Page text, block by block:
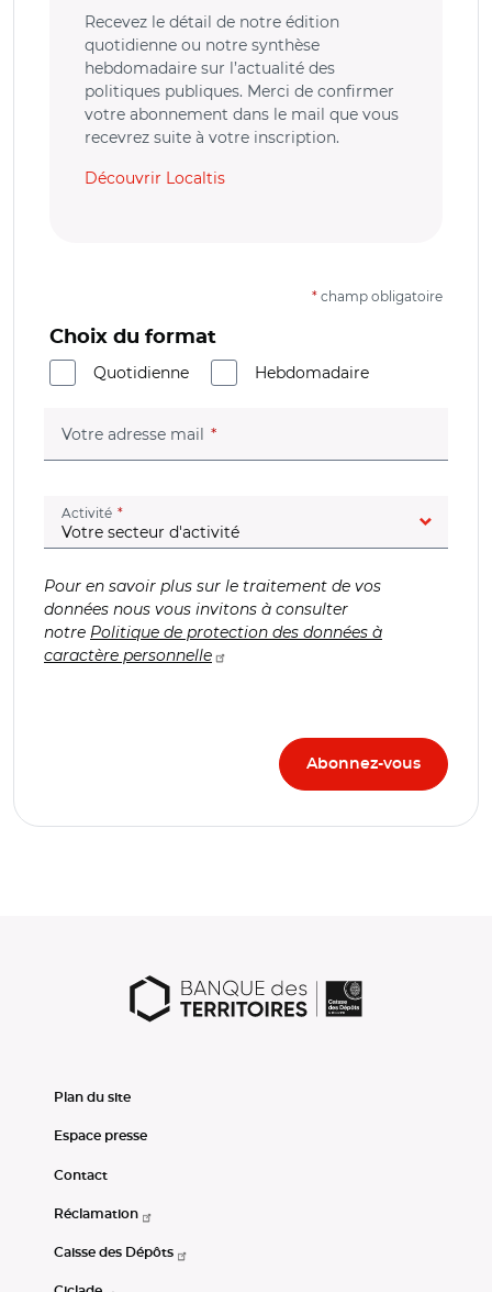
Recevez le détail de notre édition
quotidienne ou notre synthèse
hebdomadaire sur l’actualité des
politiques publiques. Merci de confirmer
votre abonnement dans le mail que vous
recevrez suite à votre inscription.
Découvrir Localtis
* champ obligatoire
Choix du format
Quotidienne
Hebdomadaire
Votre adresse mail (champ obligatoire)
Activité (champ obligatoire)
Pour en savoir plus sur le traitement de vos
données nous vous invitons à consulter
notre Politique de protection des données à
caractère personnelle
Plan du site
Espace presse
Contact
Réclamation
Caisse des Dépôts